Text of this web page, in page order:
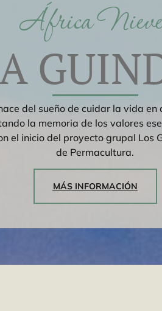
África
del sueño de cuidar la vida
la memoria de los valores
el inicio del proyecto grupal Los
de Permacultura.
MÁS INFORMACIÓN